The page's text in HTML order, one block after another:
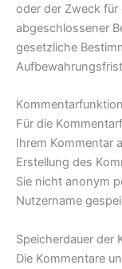
oder der Zweck für
abgeschlossener
gesetzliche
Für die
Ihrem Kommentar
Erstellung des
Sie nicht anonym
Nutzername
Speicherdauer der
Die Kommentare